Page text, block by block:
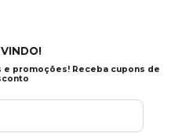
promoções! Receba cupons de